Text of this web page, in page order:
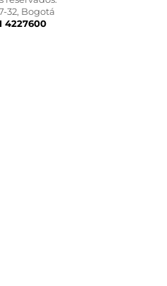
32, Bogotá
4227600